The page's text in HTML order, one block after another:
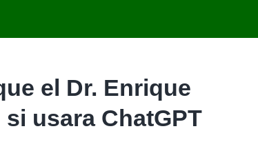
el Dr. Enrique
usara ChatGPT